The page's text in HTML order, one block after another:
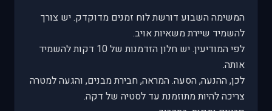
המשימה השבוע דורשת לוח זמנים מדוקדק. יש צורך
להשמיד שיירת משאיות אויב.
לפי המודיעין. יש חלון הזדמנות של 10 דקות להשמיד
אותה.
לכן, ההנעה, הסעה. המראה, חבירת מבנים, והגעה למטרה
צריכה להיות מתוזמנת עד לסטיה של דקה.